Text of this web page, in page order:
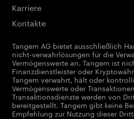
Karriere
Kontakte
Tangem AG bietet ausschließlich
nicht-verwahrlösungen für die
Vermögenswerte an. Tangem ist
Finanzdienstleister oder
Tangem verwahrt, hält oder
Vermögenswerte oder
Transaktionsdienste werden von
bereitgestellt. Tangem gibt keine
Empfehlung zur Nutzung dieser